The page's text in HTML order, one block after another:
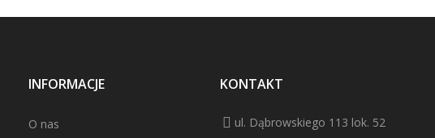
INFORMACJE
O nas
KONTAKT
ul. Dąbrowskiego 113 lok. 52